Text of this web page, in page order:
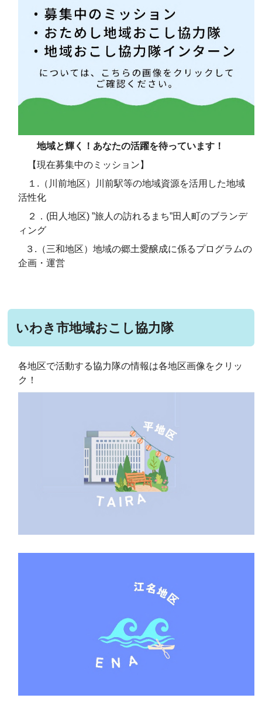
地域と輝く！あなたの活躍を待っています！
【現在募集中のミッション】
１.（川前地区）川前駅等の地域資源を活用した地域
活性化
２．(田人地区) ”旅人の訪れるまち”田人町のブランデ
ィング
３.（三和地区）地域の郷土愛醸成に係るプログラムの
企画・運営
いわき市地域おこし協力隊
各地区で活動する協力隊の情報は各地区画像をクリッ
ク！